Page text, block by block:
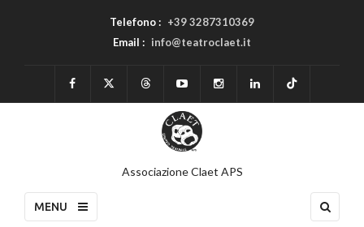
Telefono : +39 3287310369
Email : info@teatroclaet.it
Associazione Claet APS
MENU